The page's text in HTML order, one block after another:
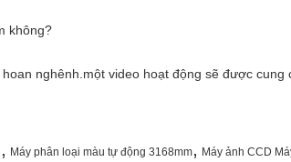
không?
nghênh.một video hoạt động sẽ được cung
, Máy phân loại màu tự động 3168mm, Máy ảnh CCD